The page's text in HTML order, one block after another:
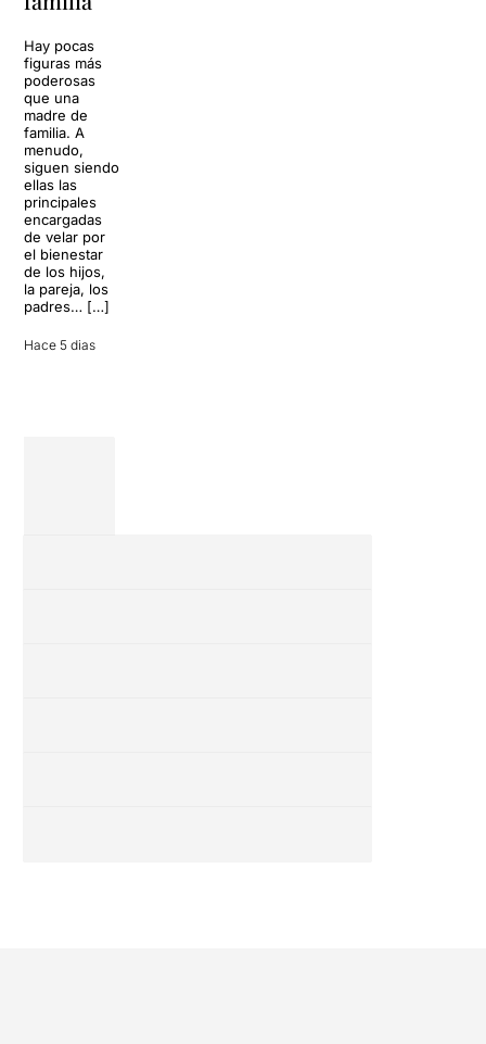
Hay pocas
figuras más
poderosas
que una
madre de
familia. A
menudo,
siguen siendo
ellas las
principales
encargadas
de velar por
el bienestar
de los hijos,
la pareja, los
padres… […]
Hace 5 dias